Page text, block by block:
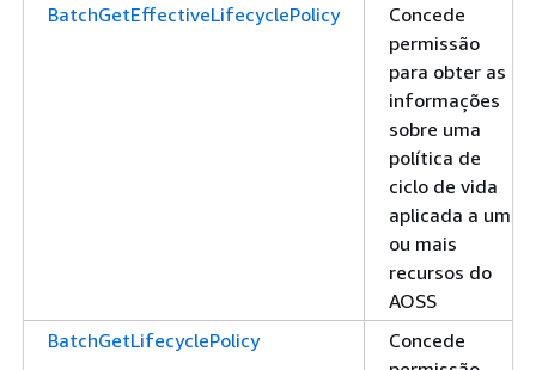
BatchGetEffectiveLifecyclePolicy
Concede
permissão
para obter as
informações
sobre uma
política de
ciclo de vida
aplicada a um
ou mais
recursos do
AOSS
BatchGetLifecyclePolicy
Concede